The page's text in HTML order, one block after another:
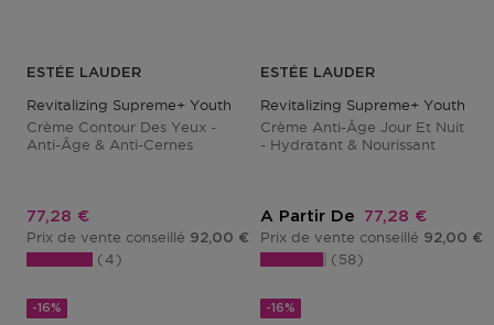
ESTÉE LAUDER
Revitalizing Supreme+ Youth Power Eye Balm
Crème Contour Des Yeux -
Anti-Âge & Anti-Cernes
Prix promotionnel
77,28 €
Prix de vente conseillé 92,00 €
4
ESTÉE LAUDER
Revitalizing Supreme+ Youth
Crème Anti-Âge Jour Et Nuit
- Hydratant & Nourissant
A Partir De Prix
77,28 €
Prix de vente conseillé 92,00 €
58
-16% -16%